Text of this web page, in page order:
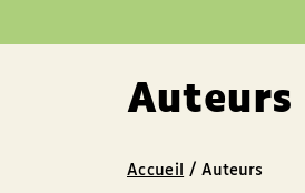
Auteurs
Accueil / Auteurs